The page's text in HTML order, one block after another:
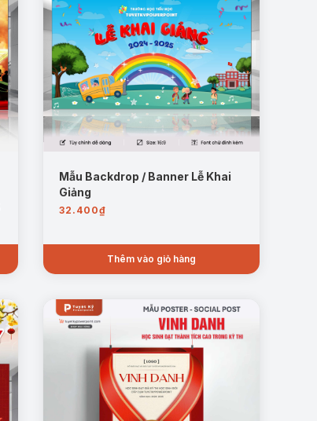
Mẫu Backdrop / Banner Lễ Khai
Giảng
32.400₫
Thêm vào giỏ hàng